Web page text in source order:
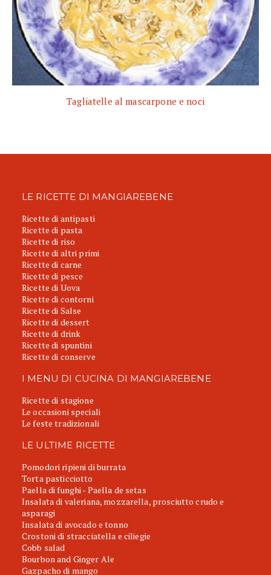
Tagliatelle al mascarpone e noci
LE RICETTE DI MANGIAREBENE
Ricette di antipasti
Ricette di pasta
Ricette di riso
Ricette di altri primi
Ricette di carne
Ricette di pesce
Ricette di Uova
Ricette di contorni
Ricette di Salse
Ricette di dessert
Ricette di drink
Ricette di spuntini
Ricette di conserve
I MENU DI CUCINA DI MANGIAREBENE
Ricette di stagione
Le occasioni speciali
Le feste tradizionali
LE ULTIME RICETTE
Pomodori ripieni di burrata
Torta pasticciotto
Paella di funghi - Paella de setas
Insalata di valeriana, mozzarella, prosciutto crudo e
asparagi
Insalata di avocado e tonno
Crostoni di stracciatella e ciliegie
Cobb salad
Bourbon and Ginger Ale
Gazpacho di mango